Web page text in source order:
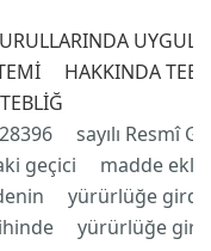
HAKKINDA
sayılı Resmî
geçici madde
yürürlüğe
yürürlüğe